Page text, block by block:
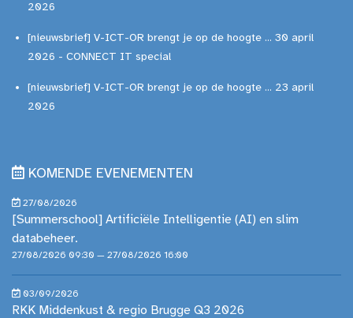
2026
[nieuwsbrief] V-ICT-OR brengt je op de hoogte ... 30 april
2026 - CONNECT IT special
[nieuwsbrief] V-ICT-OR brengt je op de hoogte ... 23 april
2026
KOMENDE EVENEMENTEN
27/08/2026
[Summerschool] Artificiële Intelligentie (AI) en slim
databeheer.
27/08/2026 09:30 — 27/08/2026 16:00
03/09/2026
RKK Middenkust & regio Brugge Q3 2026